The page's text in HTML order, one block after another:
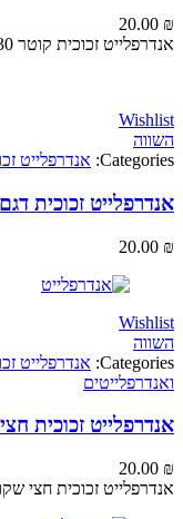
זכוכית קוטר 30 ס"מ
אנדרפלייט זכוכית ,
זכוכית דגם פרח
אנדרפלייט זכוכית ,
זכוכית חצי
זכוכית חצי שקוף פס זהב